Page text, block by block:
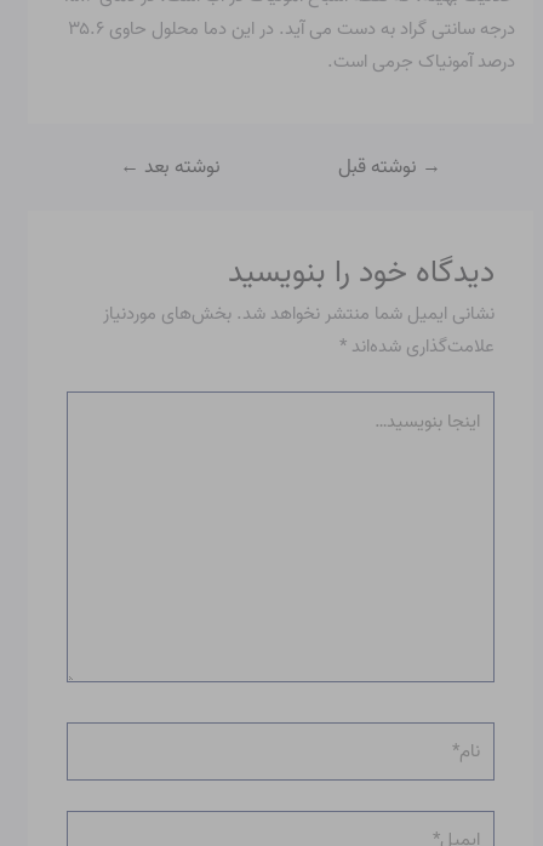
درجه سانتی گراد به دست می آید. در این دما محلول حاوی ۳۵.۶
درصد آمونیاک جرمی است.
→ نوشته قبل نوشته بعد ←
دیدگاه‌ خود را بنویسید
نشانی ایمیل شما منتشر نخواهد شد. بخش‌های موردنیاز
علامت‌گذاری شده‌اند*
بنویسید…
ایمیل*